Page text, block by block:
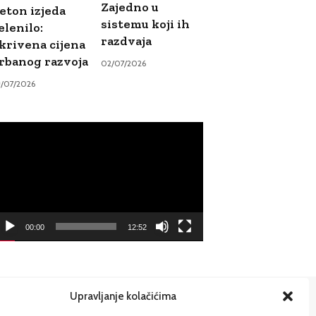
Upravljanje kolačićima
izjeda
cijena
razvoja
07/2026
Zajedno u
sistemu koji ih
razdvaja
02/07/2026
00:00 12:52